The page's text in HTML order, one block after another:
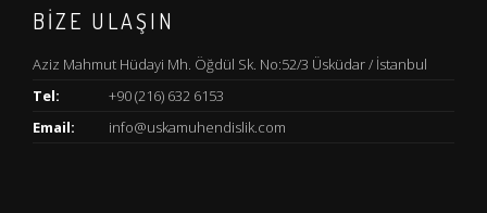
BİZE ULAŞIN
Aziz Mahmut Hüdayi Mh. Öğdül Sk. No:52/3 Üsküdar / İstanbul
Tel:
+90 (216) 632 6153
Email:
info@uskamuhendislik.com